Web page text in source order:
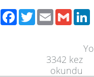
PaylaşFacebook
TwitterEmailGmail
3342 kez
okundu